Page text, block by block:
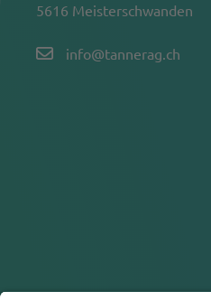
5616 Meisterschwanden
info@tannerag.ch